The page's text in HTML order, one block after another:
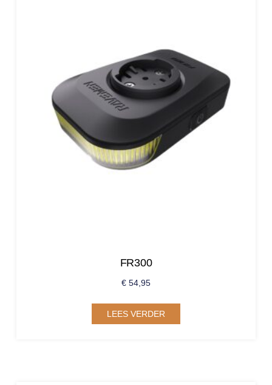
FR300
€ 54,95
LEES VERDER